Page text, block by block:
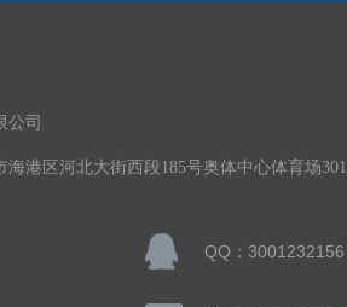
公司
海港区河北大街西段185号奥体中心体育场
QQ：3001232156